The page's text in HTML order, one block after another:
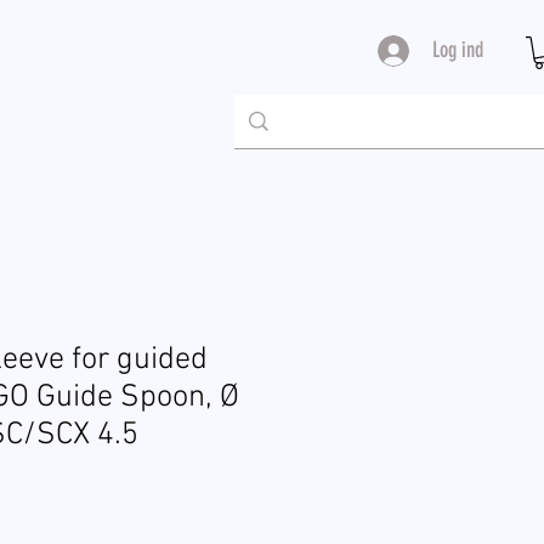
Log ind
for guided
Guide Spoon, Ø
SCX 4.5